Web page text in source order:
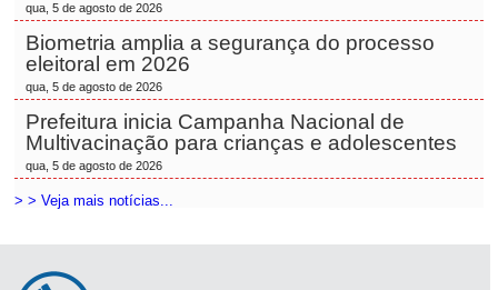
qua, 5 de agosto de 2026
Biometria amplia a segurança do processo
eleitoral em 2026
qua, 5 de agosto de 2026
Prefeitura inicia Campanha Nacional de
Multivacinação para crianças e adolescentes
qua, 5 de agosto de 2026
> > Veja mais notícias...